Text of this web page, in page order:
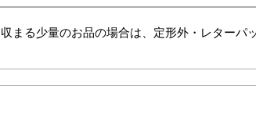
まる少量のお品の場合は、定形外・レターパ